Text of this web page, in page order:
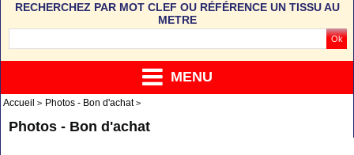
MENU
RECHERCHEZ PAR MOT CLEF OU RÉFÉRENCE UN TISSU AU
METRE
Accueil Photos - Bon d'achat
Photos - Bon d'achat